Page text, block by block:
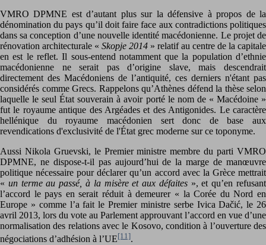
VMRO DPMNE est d’autant plus sur la défensive à propos de la
dénomination du pays qu’il doit faire face aux contradictions politiques
dans sa conception d’une nouvelle identité macédonienne. Le projet de
rénovation architecturale « Skopje 2014 » relatif au centre de la capitale
en est le reflet. Il sous-entend notamment que la population d’ethnie
macédonienne ne serait pas d’origine slave, mais descendrait
directement des Macédoniens de l’antiquité, ces derniers n'étant pas
considérés comme Grecs. Rappelons qu’Athènes défend la thèse selon
laquelle le seul État souverain à avoir porté le nom de « Macédoine »
fut le royaume antique des Argéades et des Antigonides. Le caractère
hellénique du royaume macédonien sert donc de base aux
revendications d'exclusivité de l'État grec moderne sur ce toponyme.
Aussi Nikola Gruevski, le Premier ministre membre du parti VMRO
DPMNE, ne dispose-t-il pas aujourd’hui de la marge de manœuvre
politique nécessaire pour déclarer qu’un accord avec la Grèce mettrait
« un terme au passé, à la misère et aux défaites », et qu’en refusant
l’accord le pays en serait réduit à demeurer « la Corée du Nord en
Europe » comme l’a fait le Premier ministre serbe Ivica Dačić, le 26
avril 2013, lors du vote au Parlement approuvant l’accord en vue d’une
normalisation des relations avec le Kosovo, condition à l’ouverture des
négociations d’adhésion à l’UE[11].